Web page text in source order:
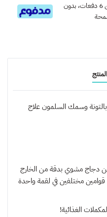
قسم دفعاتك بطريقة ميسرة إلى 4 وحتى 6 دفعات، بدون
وسمك السلمون علاج
دجاج مشوي بدقة من الخارج
مختلفين في لقمة واحدة
الغذائية!